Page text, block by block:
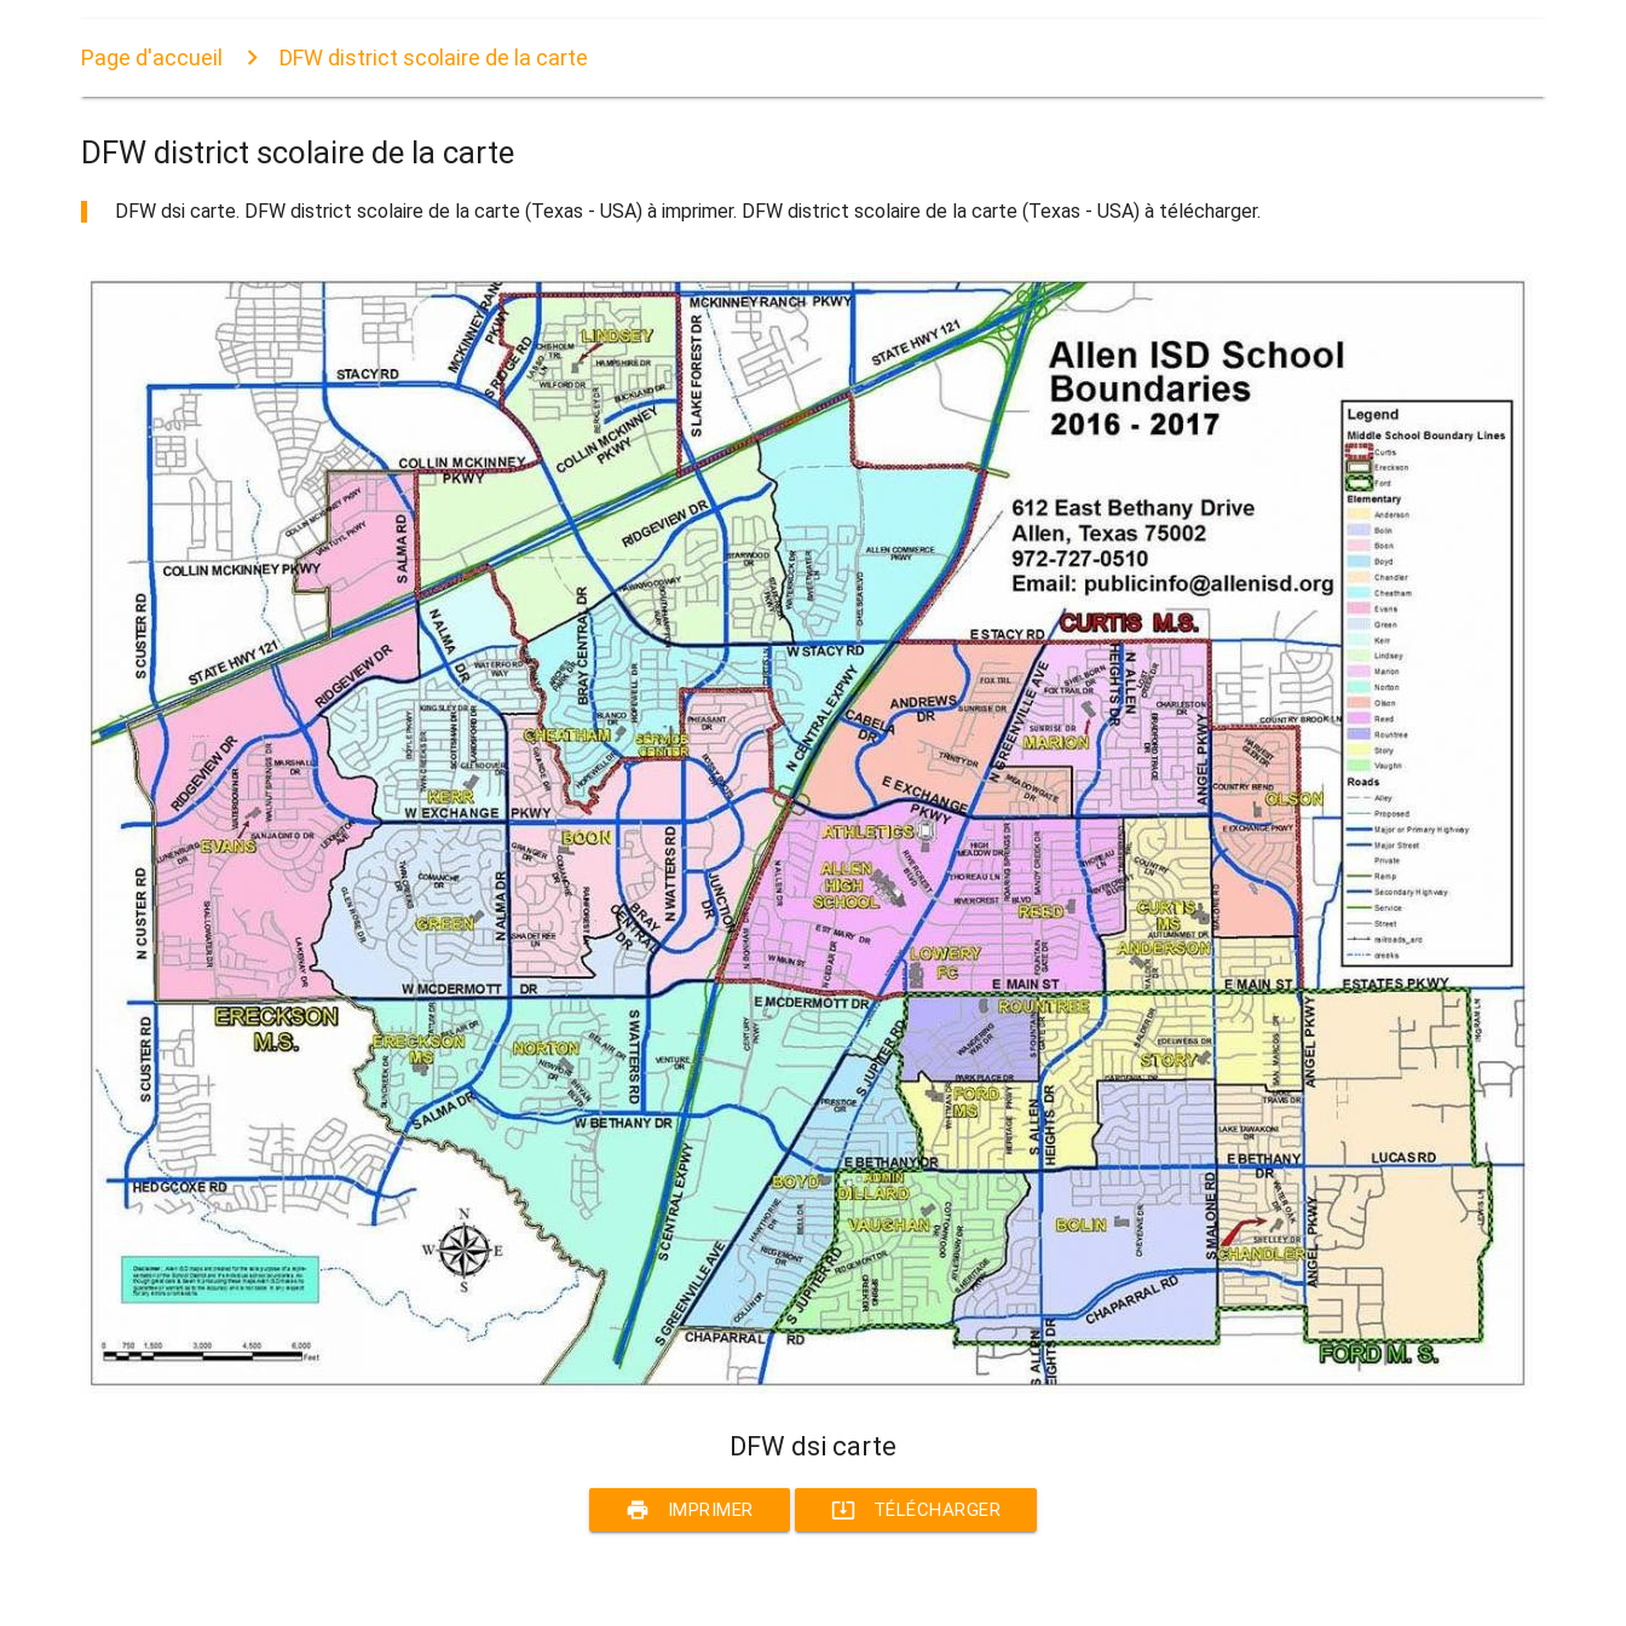
Page d'accueil DFW district scolaire de la carte
DFW district scolaire de la carte
DFW dsi carte. DFW district scolaire de la carte (Texas - USA) à imprimer. DFW district scolaire de la carte (Texas - USA) à télécharger.
DFW dsi carte
print IMPRIMER system_update_alt TÉLÉCHARGER